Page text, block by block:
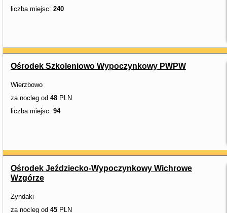
liczba miejsc: 240
Ośrodek Szkoleniowo Wypoczynkowy PWPW
Wierzbowo
za nocleg od 48 PLN
liczba miejsc: 94
Ośrodek Jeździecko-Wypoczynkowy Wichrowe
Wzgórze
Zyndaki
za nocleg od 45 PLN